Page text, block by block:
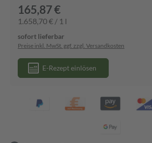
165,87 €
1.658,70 € / 1 l
sofort lieferbar
Preise inkl. MwSt. ggf. zzgl. Versandkosten
E-Rezept einlösen